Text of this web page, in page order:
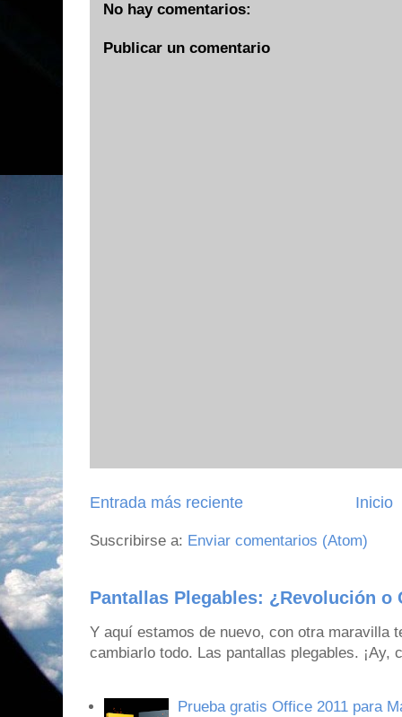
No hay comentarios:
Publicar un comentario
Entrada más reciente Inicio
Suscribirse a: Enviar comentarios (Atom)
Pantallas Plegables: ¿Revolución o
Y aquí estamos de nuevo, con otra maravilla
cambiarlo todo. Las pantallas plegables. ¡Ay,
Prueba gratis Office 2011 para